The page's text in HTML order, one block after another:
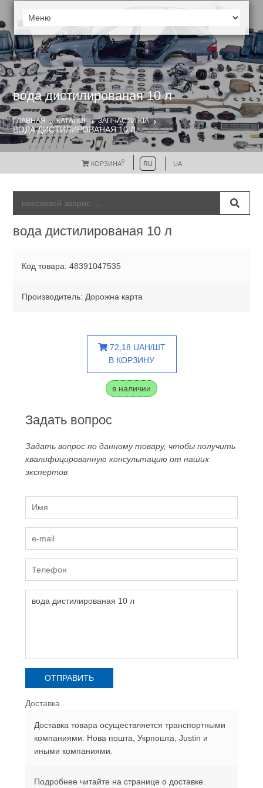
вода дистилированая 10 л
ГЛАВНАЯ КАТАЛОГ ЗАПЧАСТИ KIA
ВОДА ДИСТИЛИРОВАНАЯ 10 Л
КОРЗИНА0 RU UA
вода дистилированая 10 л
Код товара: 48391047535
Производитель: Дорожна карта
72,18 UAH/ШТ
В КОРЗИНУ
в наличии
Задать вопрос
Задать вопрос по данному товару, чтобы получить
квалифицированную консультацию от наших
экспертов
Доставка
Доставка товара осуществляется транспортными
компаниями: Нова пошта, Укрпошта, Justin и
иными компаниями.
Подробнее читайте на странице о доставке.